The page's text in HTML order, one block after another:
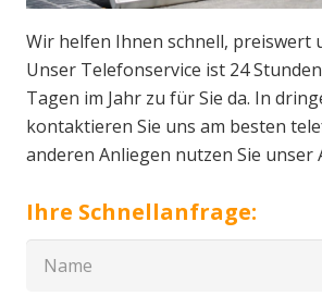
Wir helfen Ihnen schnell, preiswert
Unser Telefonservice ist 24
Tagen im Jahr zu für Sie da. In
kontaktieren Sie uns am besten
anderen Anliegen nutzen Sie
Ihre Schnellanfrage: